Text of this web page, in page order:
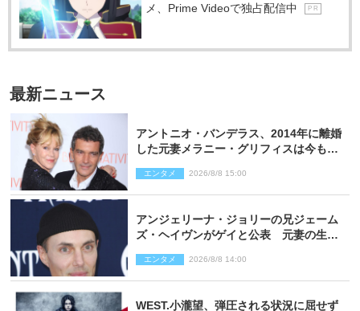
メ、Prime Videoで独占配信中
P R
最新ニュース
アントニオ・バンデラス、2014年に離婚
した元妻メラニー・グリフィスは今も
エンタメ 2026/8/8 15:00
アンジェリーナ・ジョリーの兄ジェーム
ズ・ヘイヴンがゲイと公表 元妻の生配
エンタメ 2026/8/8 14:00
WEST.小瀧望、弾圧される状況に屈せず